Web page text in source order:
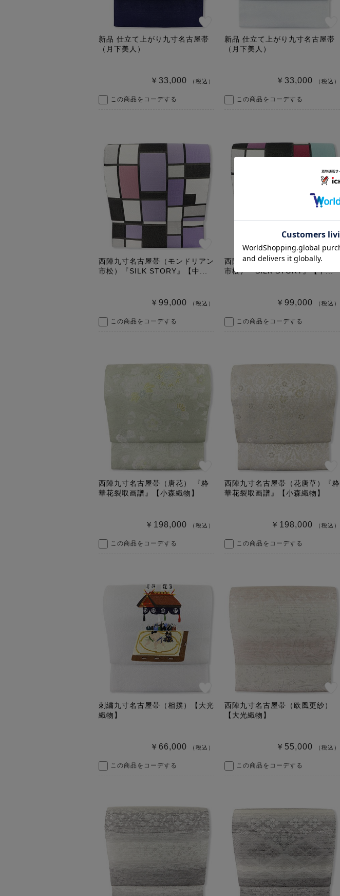
新品 仕立て上がり九寸名古屋帯
（月下美人）
￥33,000 （税込）
この商品をコーデする
新品 仕立て上がり九寸名古屋帯
（月下美人）
￥33,000 （税込）
この商品をコーデする
西陣九寸名古屋帯（モンドリアン
市松）『SILK STORY』【中...
￥99,000 （税込）
この商品をコーデする
西陣九寸名古屋帯（モンドリアン
市松）『SILK STORY』【中...
￥99,000 （税込）
この商品をコーデする
西陣九寸名古屋帯（唐花） 『粋
華花裂取画譜』【小森織物】
￥198,000 （税込）
この商品をコーデする
西陣九寸名古屋帯（花唐草）『粋
華花裂取画譜』【小森織物】
￥198,000 （税込）
この商品をコーデする
刺繍九寸名古屋帯（相撲）【大光
織物】
￥66,000 （税込）
この商品をコーデする
西陣九寸名古屋帯（欧風更紗）
【大光織物】
￥55,000 （税込）
この商品をコーデする